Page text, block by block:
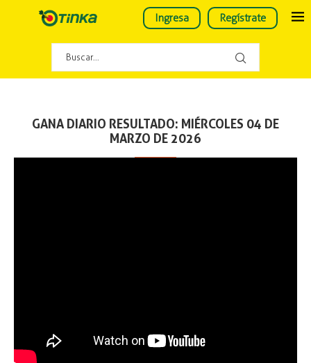
Ingresa Regístrate
GANA DIARIO RESULTADO: MIÉRCOLES 04 DE
MARZO DE 2026